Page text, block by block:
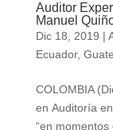
Auditor
Manuel
Dic 18, 2019 |
Ecuador,
COLOMBIA
en Auditoría
“en